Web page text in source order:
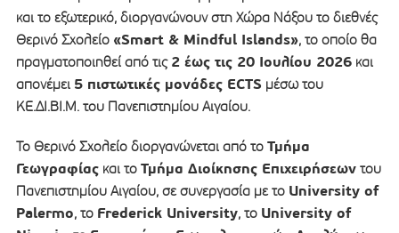
και το εξωτερικό, διοργανώνουν στη Χώρα Νάξου το διεθνές
Θερινό Σχολείο «Smart & Mindful Islands», το οποίο θα
πραγματοποιηθεί από τις 2 έως τις 20 Ιουλίου 2026και
απονέμει 5 πιστωτικές μονάδες ECTS μέσω του
ΚΕ.ΔΙ.ΒΙ.Μ. του Πανεπιστημίου Αιγαίου.
Το Θερινό Σχολείο διοργανώνεται από το Τμήμα
Γεωγραφίαςκαι το Τμήμα Διοίκησης Επιχειρήσεωντου
Πανεπιστημίου Αιγαίου, σε συνεργασία με το University of
Palermo, το Frederick University, το University of